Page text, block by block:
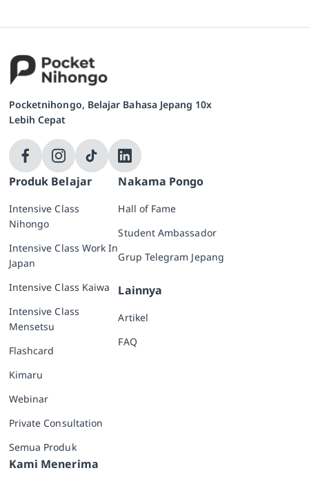
Pocketnihongo, Belajar Bahasa Jepang 10x
Lebih Cepat
Produk Belajar
Intensive Class
Nihongo
Intensive Class Work In
Japan
Intensive Class Kaiwa
Intensive Class
Mensetsu
Flashcard
Kimaru
Webinar
Private Consultation
Semua Produk
Nakama Pongo
Hall of Fame
Student Ambassador
Grup Telegram Jepang
Lainnya
Artikel
FAQ
Kami Menerima